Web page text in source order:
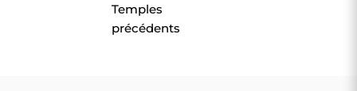
Temples
précédents